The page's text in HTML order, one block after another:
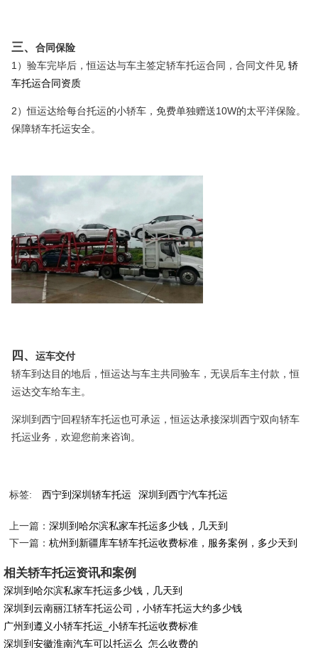
三、合同保险
1 ）验车完毕后，恒运达与车主签定轿车托运合同，合同文件见轿
车托运合同资质
2 ）恒运达给每台托运的小轿车，免费单独赠送10W的太平洋保险。
保障轿车托运安全。
四、运车交付
轿车到达目的地后，恒运达与车主共同验车，无误后车主付款，恒
运达交车给车主。
深圳到西宁回程轿车托运也可承运，恒运达承接深圳西宁双向轿车
托运业务，欢迎您前来咨询。
标签: 西宁到深圳轿车托运 深圳到西宁汽车托运
上一篇：深圳到哈尔滨私家车托运多少钱，几天到
下一篇：杭州到新疆库车轿车托运收费标准，服务案例，多少天到
相关轿车托运资讯和案例
深圳到哈尔滨私家车托运多少钱，几天到
深圳到云南丽江轿车托运公司，小轿车托运大约多少钱
广州到遵义小轿车托运_小轿车托运收费标准
深圳到安徽淮南汽车可以托运么_怎么收费的